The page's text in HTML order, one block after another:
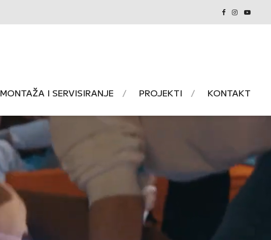
MONTAŽA I SERVISIRANJE PROJEKTI KONTAKT